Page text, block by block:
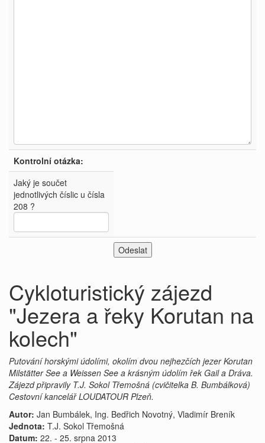
Kontrolní otázka:
Jaký je součet
jednotlivých číslic u čísla
208 ?
Cykloturistický zájezd
"Jezera a řeky Korutan na
kolech"
Putování horskými údolími, okolím dvou nejhezčích jezer Korutan
Milstätter See a Weissen See a krásným údolím řek Gail a Dráva.
Zájezd připravily T.J. Sokol Třemošná (cvičitelka B. Bumbálková)
Cestovní kancelář LOUDATOUR Plzeň.
Autor: Jan Bumbálek, Ing. Bedřich Novotný, Vladimír Breník
Jednota: T.J. Sokol Třemošná
Datum: 22. - 25. srpna 2013